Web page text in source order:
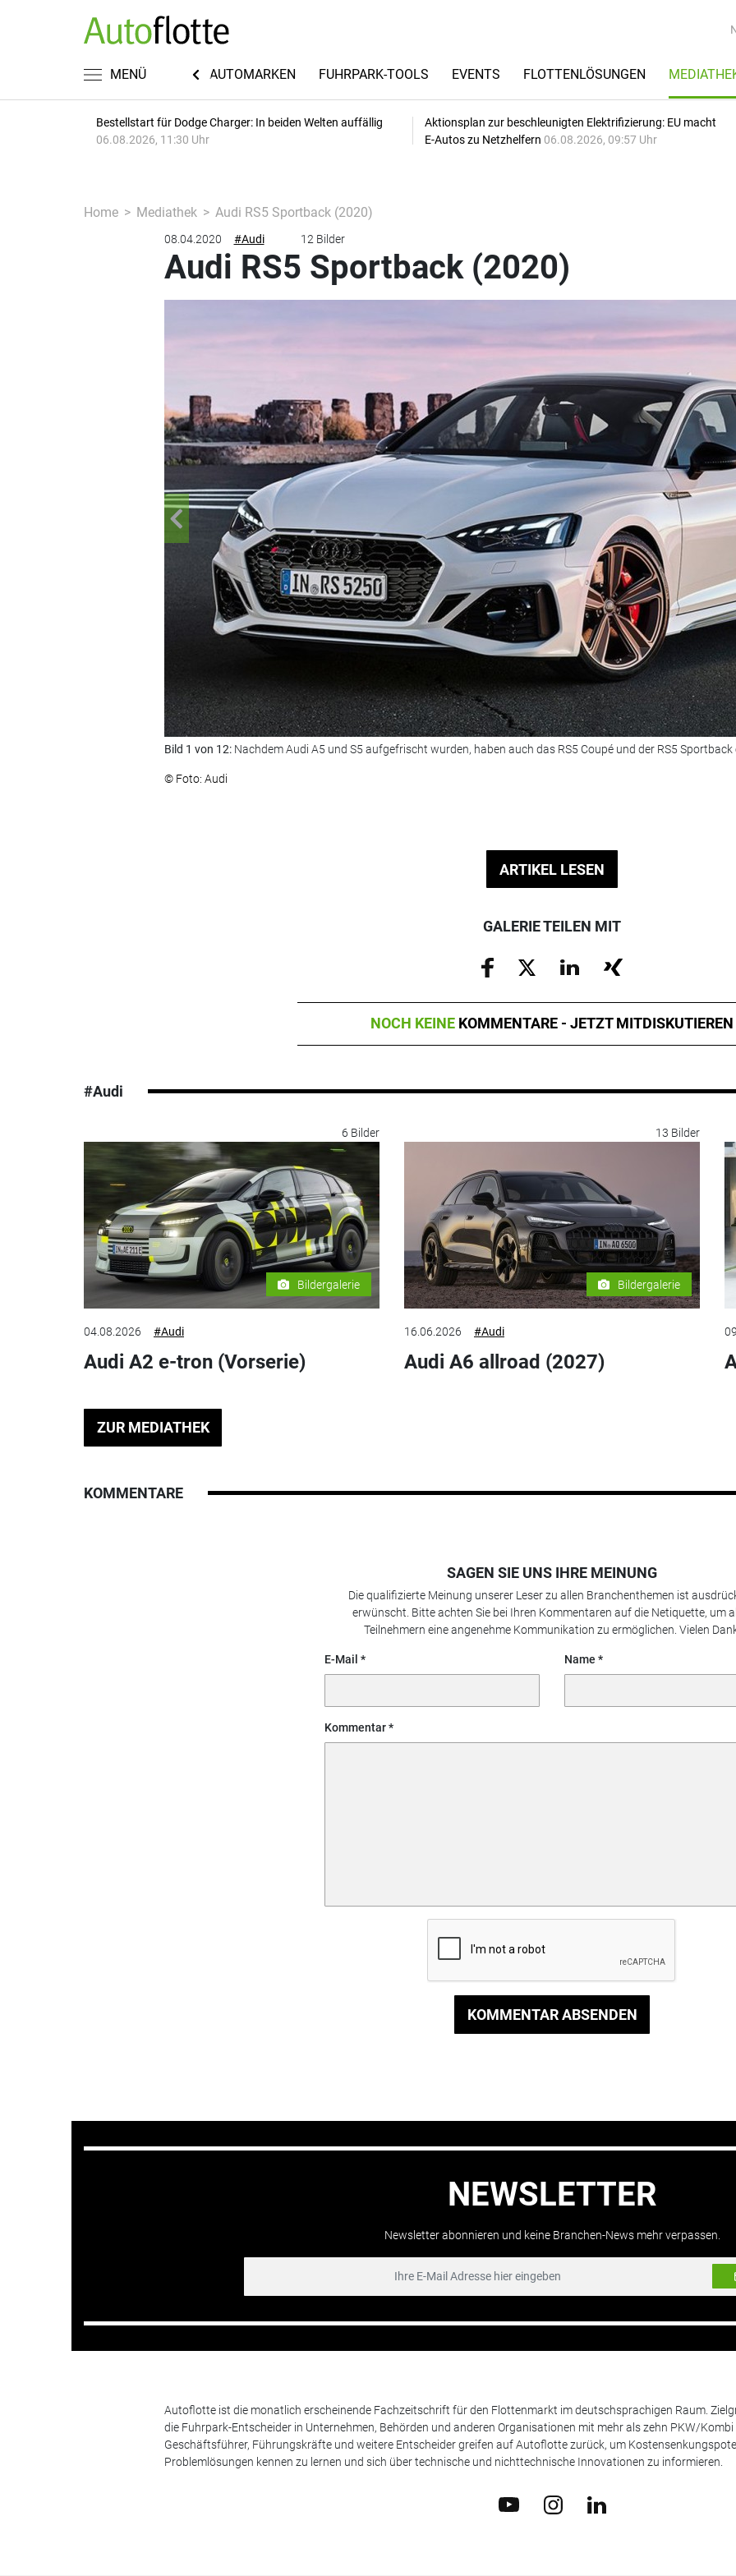
MENÜ
RECHT & STEUERN AUTOMARKEN FUHRPARK-TOOLS EVENTS FLOTTENLÖSUNGEN
Bestellstart für Dodge Charger: In beiden Welten auffällig
06.08.2026, 11:30 Uhr
Aktionsplan zur beschleunigten Elektrifizierung: EU macht
E-Autos zu Netzhelfern 06.08.2026, 09:57 Uhr
Home Mediathek Audi RS5 Sportback (2020)
08.04.2020 #Audi 12 Bilder
Audi RS5 Sportback (2020)
Bild 1 von 12: Nachdem Audi A5 und S5 aufgefrischt wurden, haben auch das RS5 Coupé und der RS5 Sportback
© Foto: Audi
ARTIKEL LESEN
GALERIE TEILEN MIT
NOCH KEINE KOMMENTARE - JETZT MITDISKUTIEREN
#Audi
6 Bilder
Bildergalerie
04.08.2026 #Audi
Audi A2 e-tron (Vorserie)
13 Bilder
Bildergalerie
16.06.2026 #Audi
Audi A6 allroad (2027)
ZUR MEDIATHEK
KOMMENTARE
SAGEN SIE UNS IHRE MEINUNG
Die qualifizierte Meinung unserer Leser zu allen Branchenthemen ist
erwünscht. Bitte achten Sie bei Ihren Kommentaren auf die Netiquette, um
Teilnehmern eine angenehme Kommunikation zu ermöglichen. Vielen
E-Mail Name
Kommentar
KOMMENTAR ABSENDEN
NEWSLETTER
Newsletter abonnieren und keine Branchen-News mehr verpassen.
Autoflotte ist die monatlich erscheinende Fachzeitschrift für den Flottenmarkt im deutschsprachigen Raum.
die Fuhrpark-Entscheider in Unternehmen, Behörden und anderen Organisationen mit mehr als zehn PKW/
Geschäftsführer, Führungskräfte und weitere Entscheider greifen auf Autoflotte zurück, um
Problemlösungen kennen zu lernen und sich über technische und nichttechnische Innovationen zu informieren.